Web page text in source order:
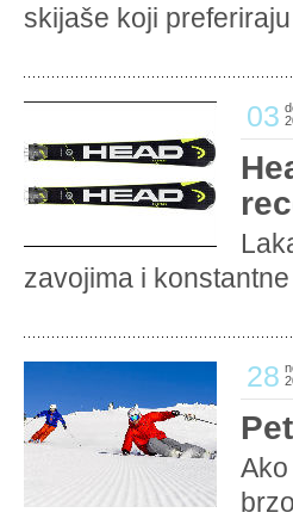
skijaše koji
03
zavojima i
28